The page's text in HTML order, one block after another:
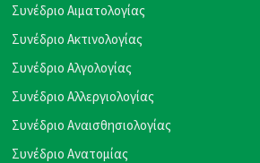
Συνέδριο Αιματολογίας
Συνέδριο Ακτινολογίας
Συνέδριο Αλγολογίας
Συνέδριο Αλλεργιολογίας
Συνέδριο Αναισθησιολογίας
Συνέδριο Ανατομίας